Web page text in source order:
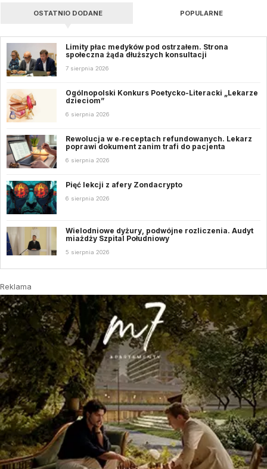
OSTATNIO DODANE POPULARNE
Limity płac medyków pod ostrzałem. Strona
społeczna żąda dłuższych konsultacji
7 sierpnia 2026
Ogólnopolski Konkurs Poetycko-Literacki „Lekarze
dzieciom”
6 sierpnia 2026
Rewolucja w e‑receptach refundowanych. Lekarz
poprawi dokument zanim trafi do pacjenta
6 sierpnia 2026
Pięć lekcji z afery Zondacrypto
6 sierpnia 2026
Wielodniowe dyżury, podwójne rozliczenia. Audyt
miażdży Szpital Południowy
5 sierpnia 2026
Reklama